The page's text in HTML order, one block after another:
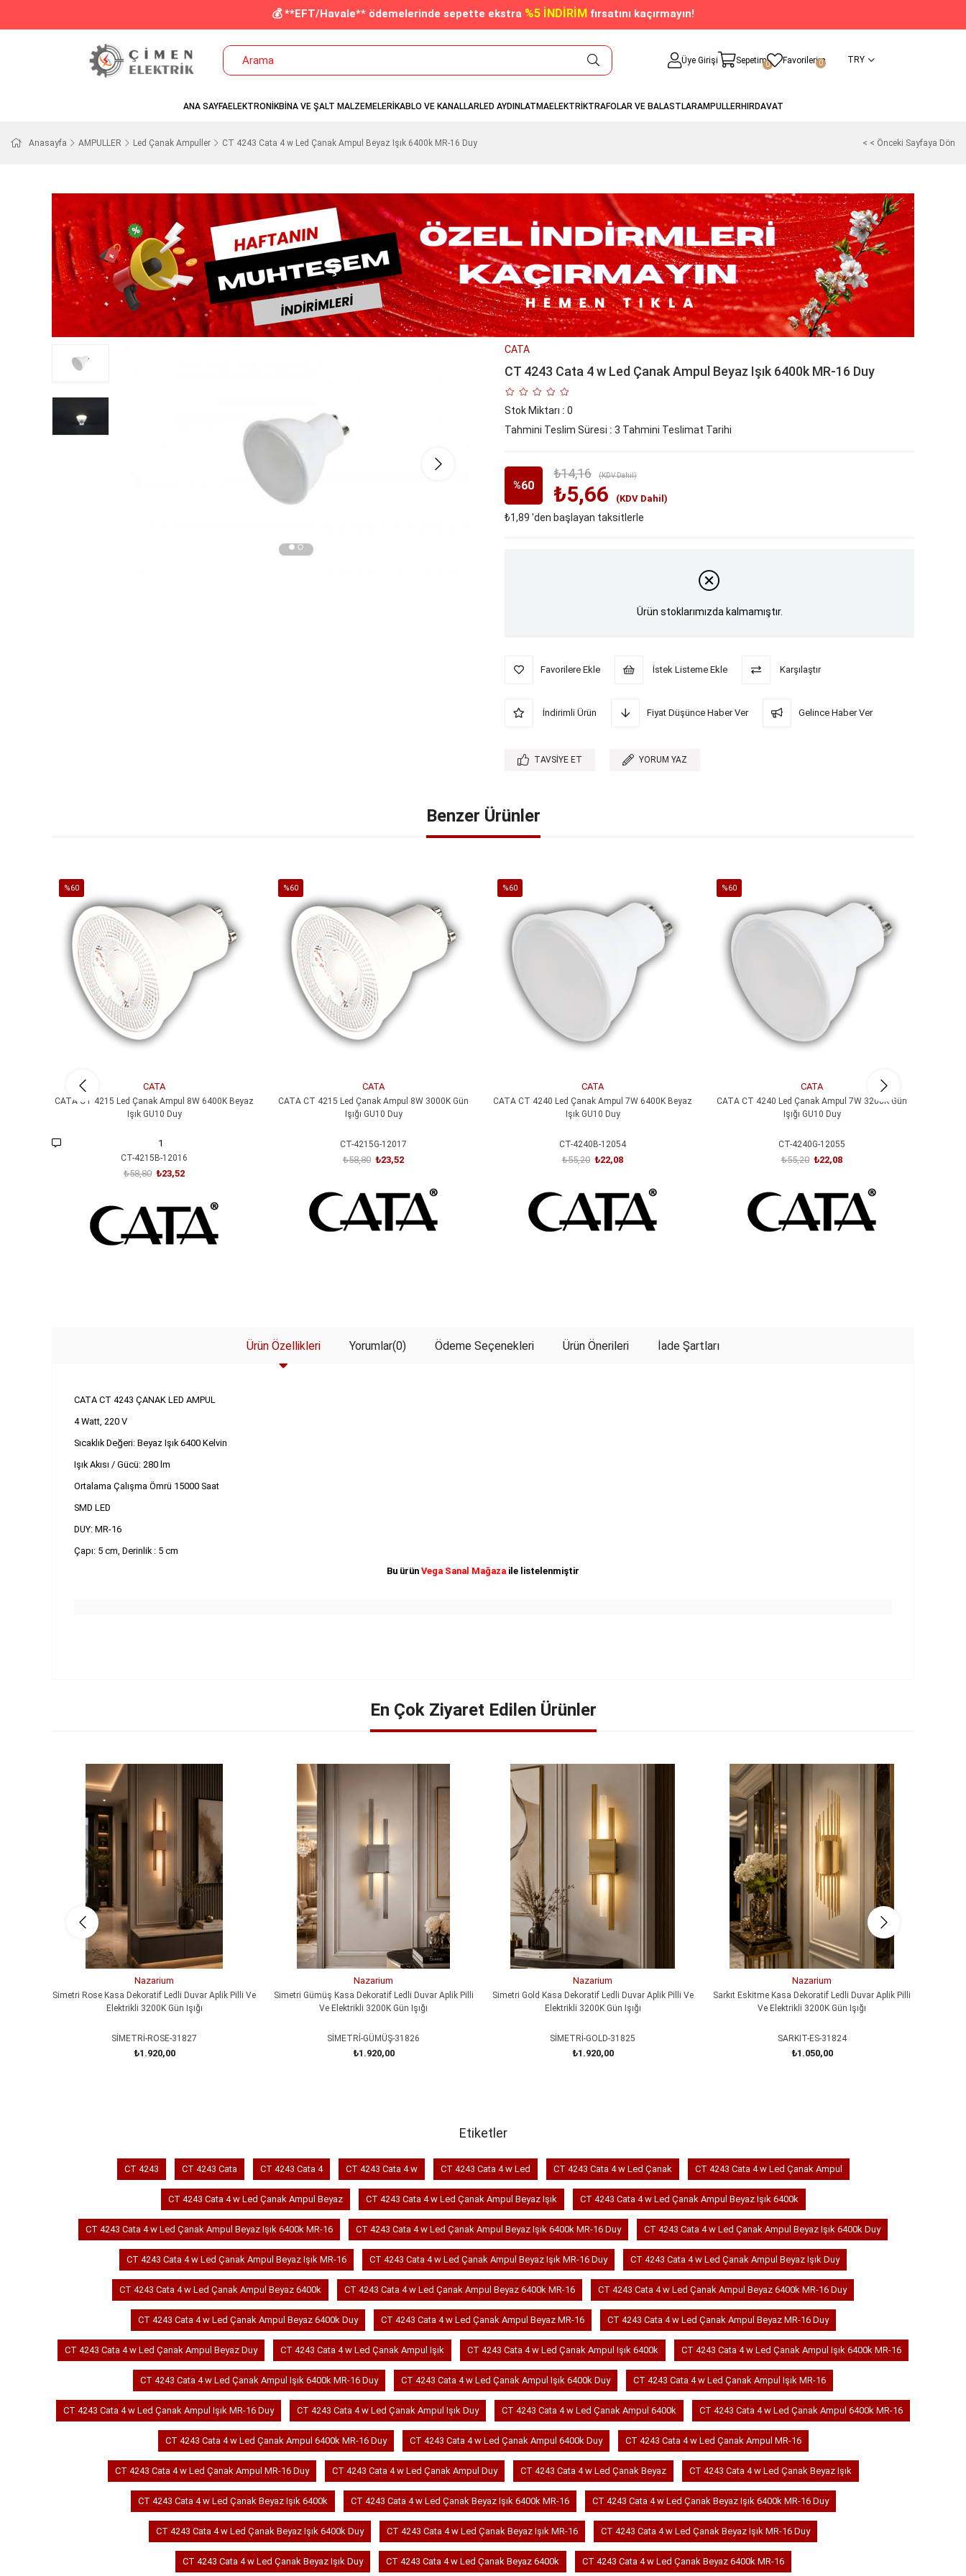
💰 **EFT/Havale** ödemelerinde sepette ekstra %5 İNDİRİM fırsatını kaçırmayın!
Üye Girişi Sepetim0 Favorilerim
0 TRY
ANA SAYFAELEKTRONİKBİNA VE ŞALT MALZEMELERİKABLO VE KANALLARLED AYDINLATMAELEKTRİKTRAFOLAR VE BALASTLARAMPULLERHIRDAVAT
Anasayfa AMPULLER Led Çanak Ampuller CT 4243 Cata 4 w Led Çanak Ampul Beyaz Işık 6400k MR-16 Duy < < Önceki Sayfaya Dön
CATA
CT 4243 Cata 4 w Led Çanak Ampul Beyaz Işık 6400k MR-16 Duy
Stok Miktarı : 0
Tahmini Teslim Süresi : 3 Tahmini Teslimat Tarihi
%60
İndirim
₺14,16 (KDV Dahil)
₺5,66 (KDV Dahil)
₺1,89 'den başlayan taksitlerle
Ürün stoklarımızda kalmamıştır.
Favorilere Ekle İstek Listeme Ekle Karşılaştır
İndirimli Ürün Fiyat Düşünce Haber Ver Gelince Haber Ver
TAVSIYE ET YORUM YAZ
Benzer Ürünler
%60
İndirim
%60İndirim
CATA
CATA CT 4215 Led Çanak Ampul 8W 6400K Beyaz
Işık GU10 Duy
1
CT-4215B-12016
₺23,52
₺58,80
%60
İndirim
%60İndirim
CATA
CATA CT 4215 Led Çanak Ampul 8W 3000K Gün
Işığı GU10 Duy
CT-4215G-12017
₺23,52
₺58,80
%60
%60İndirim
CATA
CATA CT 4240 Led Çanak Ampul 7W 6400K Beyaz
Işık GU10 Duy
CT-4240B-12054
₺22,08
₺55,20
%60
%60İndirim
CATA
CATA CT 4240 Led Çanak Ampul 7W 3200K Gün
Işığı GU10 Duy
CT-4240G-12055
₺22,08
₺55,20
Ürün Özellikleri Yorumlar(0) Ödeme Seçenekleri Ürün Önerileri İade Şartları
CATA CT 4243 ÇANAK LED AMPUL
4 Watt, 220 V
Sıcaklık Değeri: Beyaz Işık 6400 Kelvin
Işık Akısı / Gücü: 280 lm
Ortalama Çalışma Ömrü 15000 Saat
SMD LED
DUY: MR-16
Çapı: 5 cm, Derinlik : 5 cm
Bu ürün Vega Sanal Mağaza ile listelenmiştir
En Çok Ziyaret Edilen Ürünler
Nazarium
Simetri Rose Kasa Dekoratif Ledli Duvar Aplik Pilli Ve
Elektrikli 3200K Gün Işığı
SİMETRİ-ROSE-31827
₺1.920,00
Nazarium
Simetri Gümüş Kasa Dekoratif Ledli Duvar Aplik Pilli
Ve Elektrikli 3200K Gün Işığı
SİMETRİ-GÜMÜŞ-31826
₺1.920,00
Nazarium
Simetri Gold Kasa Dekoratif Ledli Duvar Aplik Pilli Ve
Elektrikli 3200K Gün Işığı
SİMETRİ-GOLD-31825
₺1.920,00
Nazarium
Sarkıt Eskitme Kasa Dekoratif Ledli Duvar Aplik Pilli
Ve Elektrikli 3200K Gün Işığı
SARKIT-ES-31824
₺1.050,00
Etiketler
CT 4243 CT 4243 Cata CT 4243 Cata 4 CT 4243 Cata 4 w CT 4243 Cata 4 w Led CT 4243 Cata 4 w Led Çanak CT 4243 Cata 4 w Led Çanak Ampul
CT 4243 Cata 4 w Led Çanak Ampul Beyaz CT 4243 Cata 4 w Led Çanak Ampul Beyaz Işık CT 4243 Cata 4 w Led Çanak Ampul Beyaz Işık 6400k
CT 4243 Cata 4 w Led Çanak Ampul Beyaz Işık 6400k MR-16 CT 4243 Cata 4 w Led Çanak Ampul Beyaz Işık 6400k MR-16 Duy CT 4243 Cata 4 w Led Çanak Ampul Beyaz Işık 6400k Duy
CT 4243 Cata 4 w Led Çanak Ampul Beyaz Işık MR-16 CT 4243 Cata 4 w Led Çanak Ampul Beyaz Işık MR-16 Duy CT 4243 Cata 4 w Led Çanak Ampul Beyaz Işık Duy
CT 4243 Cata 4 w Led Çanak Ampul Beyaz 6400k CT 4243 Cata 4 w Led Çanak Ampul Beyaz 6400k MR-16 CT 4243 Cata 4 w Led Çanak Ampul Beyaz 6400k MR-16 Duy
CT 4243 Cata 4 w Led Çanak Ampul Beyaz 6400k Duy CT 4243 Cata 4 w Led Çanak Ampul Beyaz MR-16 CT 4243 Cata 4 w Led Çanak Ampul Beyaz MR-16 Duy
CT 4243 Cata 4 w Led Çanak Ampul Beyaz Duy CT 4243 Cata 4 w Led Çanak Ampul Işık CT 4243 Cata 4 w Led Çanak Ampul Işık 6400k CT 4243 Cata 4 w Led Çanak Ampul Işık 6400k MR-16
CT 4243 Cata 4 w Led Çanak Ampul Işık 6400k MR-16 Duy CT 4243 Cata 4 w Led Çanak Ampul Işık 6400k Duy CT 4243 Cata 4 w Led Çanak Ampul Işık MR-16
CT 4243 Cata 4 w Led Çanak Ampul Işık MR-16 Duy CT 4243 Cata 4 w Led Çanak Ampul Işık Duy CT 4243 Cata 4 w Led Çanak Ampul 6400k CT 4243 Cata 4 w Led Çanak Ampul 6400k MR-16
CT 4243 Cata 4 w Led Çanak Ampul 6400k MR-16 Duy CT 4243 Cata 4 w Led Çanak Ampul 6400k Duy CT 4243 Cata 4 w Led Çanak Ampul MR-16
CT 4243 Cata 4 w Led Çanak Ampul MR-16 Duy CT 4243 Cata 4 w Led Çanak Ampul Duy CT 4243 Cata 4 w Led Çanak Beyaz CT 4243 Cata 4 w Led Çanak Beyaz Işık
CT 4243 Cata 4 w Led Çanak Beyaz Işık 6400k CT 4243 Cata 4 w Led Çanak Beyaz Işık 6400k MR-16 CT 4243 Cata 4 w Led Çanak Beyaz Işık 6400k MR-16 Duy
CT 4243 Cata 4 w Led Çanak Beyaz Işık 6400k Duy CT 4243 Cata 4 w Led Çanak Beyaz Işık MR-16 CT 4243 Cata 4 w Led Çanak Beyaz Işık MR-16 Duy
CT 4243 Cata 4 w Led Çanak Beyaz Işık Duy CT 4243 Cata 4 w Led Çanak Beyaz 6400k CT 4243 Cata 4 w Led Çanak Beyaz 6400k MR-16